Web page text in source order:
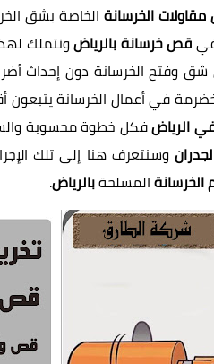
مقاولات الخرسانةالخاصة بشق
قص خرسانة بالرياضونتملك
وفتح الخرسانة دون إحداث
في أعمال الخرسانة يتبعون
الرياضفكل خطوة محسوبة
وسنتعرف هنا إلى تلك
المسلحةبالرياض.